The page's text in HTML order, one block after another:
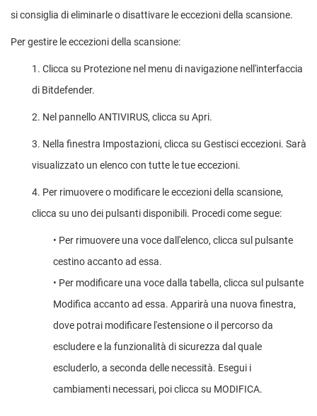
si consiglia di eliminarle o disattivare le eccezioni della scansione.
Per gestire le eccezioni della scansione:
1. Clicca su Protezione nel menu di navigazione nell'interfaccia
di Bitdefender.
2. Nel pannello ANTIVIRUS, clicca su Apri.
3. Nella finestra Impostazioni, clicca su Gestisci eccezioni. Sarà
visualizzato un elenco con tutte le tue eccezioni.
4. Per rimuovere o modificare le eccezioni della scansione,
clicca su uno dei pulsanti disponibili. Procedi come segue:
• Per rimuovere una voce dall'elenco, clicca sul pulsante
cestino accanto ad essa.
• Per modificare una voce dalla tabella, clicca sul pulsante
Modifica accanto ad essa. Apparirà una nuova finestra,
dove potrai modificare l'estensione o il percorso da
escludere e la funzionalità di sicurezza dal quale
escluderlo, a seconda delle necessità. Esegui i
cambiamenti necessari, poi clicca su MODIFICA.